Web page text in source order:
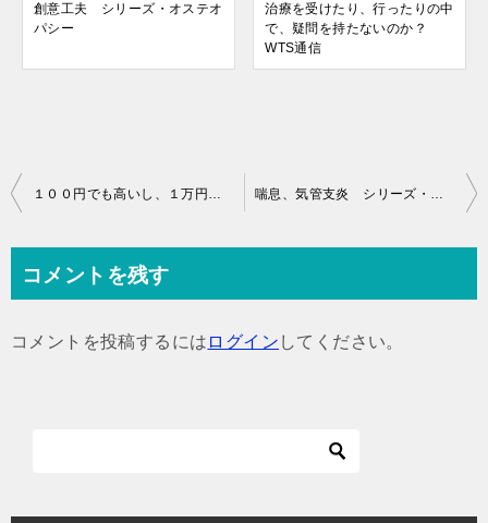
創意工夫 シリーズ・オステオ
パシー
治療を受けたり、行ったりの中
で、疑問を持たないのか？
WTS通信
投
ビ
１００円でも高いし、１万円でも安い！ シリーズ・オステオパシー 喘息、気管支炎 シリーズ・オステオパシー
コメントを残す
コメントを投稿するには ログイン してください。